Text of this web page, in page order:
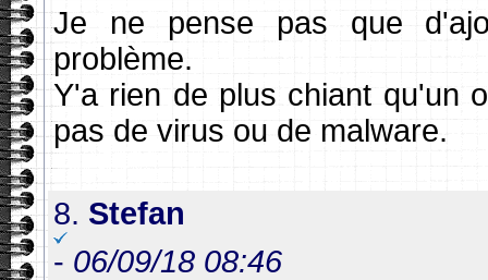
Je ne pense pas que
problème.
Y'a rien de plus chiant qu'un
pas de virus ou de malware.
8. Stefan
- 06/09/18 08:46